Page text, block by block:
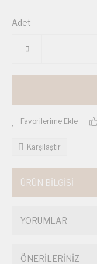
Adet
Karşılaştır
ÜRÜN BİLGİSİ
YORUMLAR
ÖNERİLERİNİZ